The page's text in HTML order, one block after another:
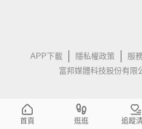
APP下載 隱私權政策 服
富邦媒體科技股份有限
首頁 逛逛 追蹤